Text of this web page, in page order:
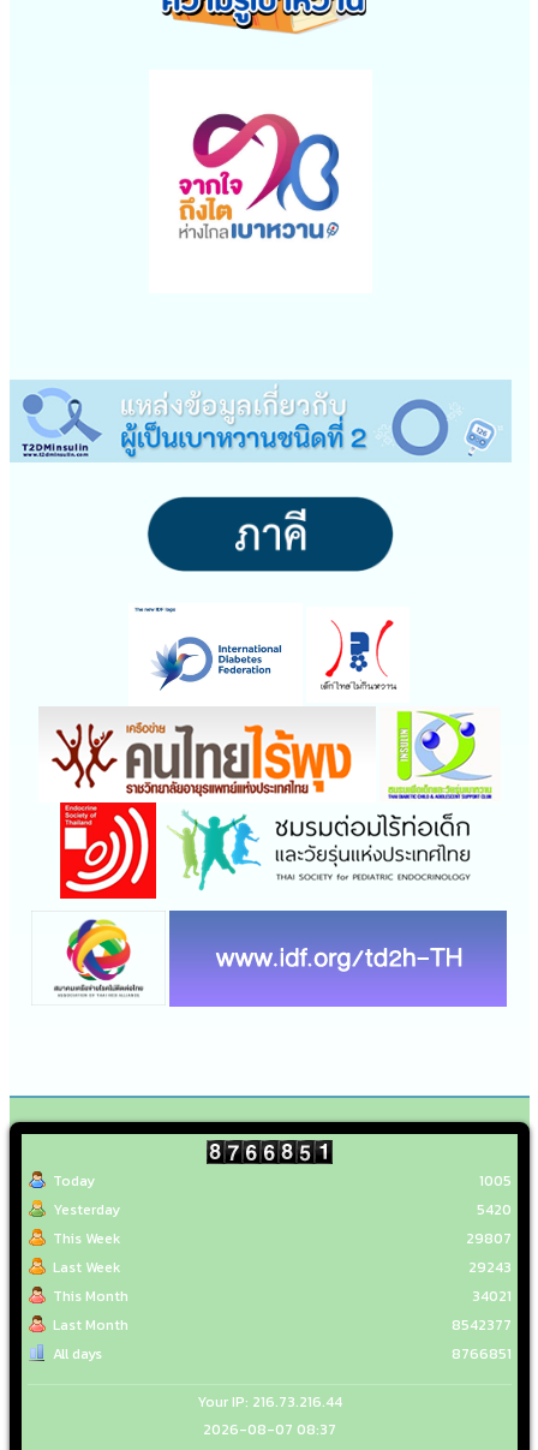
Today
Yesterday
This Week
Last Week
This Month
Last Month
All days
1005
5420
29807
29243
34021
8542377
8766851
Your IP: 216.73.216.44
2026-08-07 08:37